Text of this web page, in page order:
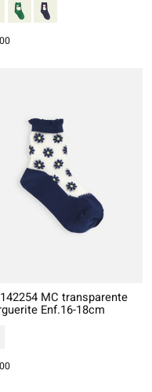
MC transparente
Enf.16-18cm